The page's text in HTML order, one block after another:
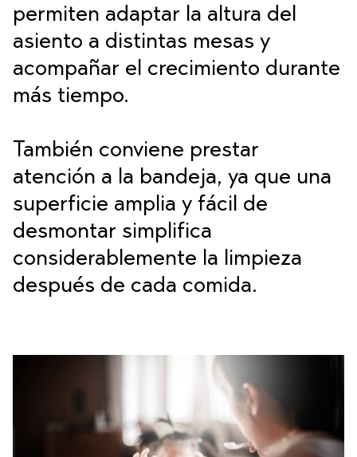
permiten adaptar la altura del
asiento a distintas mesas y
acompañar el crecimiento durante
más tiempo.
También conviene prestar
atención a la bandeja, ya que una
superficie amplia y fácil de
desmontar simplifica
considerablemente la limpieza
después de cada comida.